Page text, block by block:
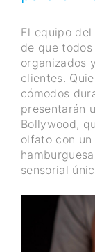
El equipo
de que
organizados
clientes.
cómodos
presentarán
Bollywood,
olfato con
sensorial